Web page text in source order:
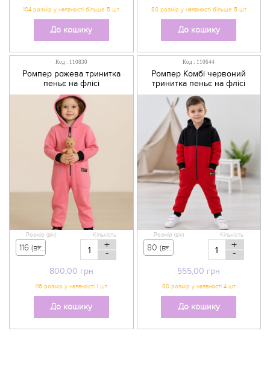
До кошику До кошику
Код : 110830
Ромпер рожева тринитка
пеньє на флісі
800,00 грн
Розмір (вік)
116 (вік 5-6 р) - 800,00 грн
Кількість
+
-
До кошику
Код : 110644
Ромпер Комбі червоний
тринитка пеньє на флісі
555,00 грн
Розмір (вік)
80 (вік 9-12 міс) - 555,00 грн
Кількість
+
-
До кошику